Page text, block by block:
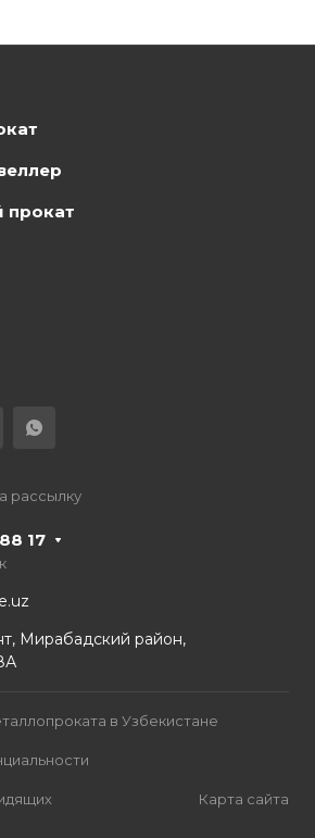
прокат
рассылку
17
Мирабадский район,
в Узбекистане
Карта сайта